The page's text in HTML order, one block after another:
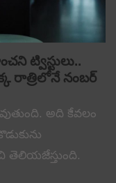
ట్విస్టులు..
రాత్రిలోనే నంబర్
అది కేవలం
తెలియజేస్తుంది.